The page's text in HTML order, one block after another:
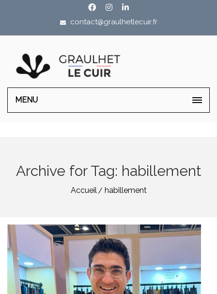
contact@graulhetlecuir.fr
MENU
Archive for Tag: habillement
Accueil habillement